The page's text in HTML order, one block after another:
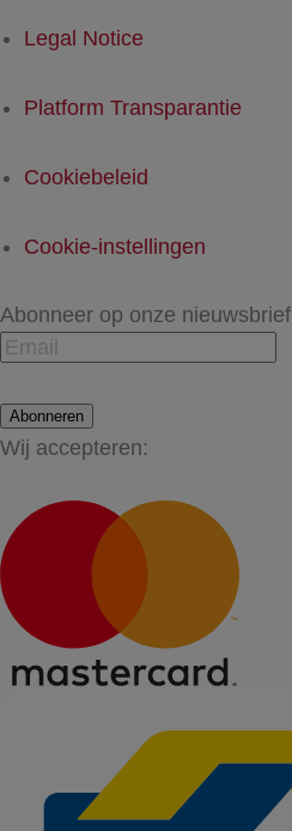
Legal Notice
Platform Transparantie
Cookiebeleid
Cookie-instellingen
Abonneer op onze nieuwsbrief
Abonneren
Wij accepteren: